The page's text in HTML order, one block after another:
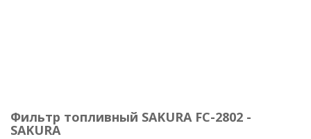
Фильтр топливный SAKURA FC-2802 -
SAKURA